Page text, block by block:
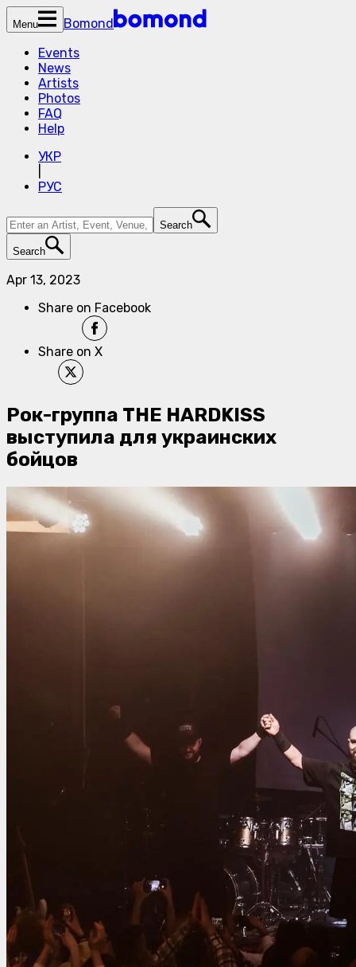
Menu
Bomond
Events
News
Artists
Photos
FAQ
Help
УКР
РУС
Search
Search
Apr 13, 2023
Share on Facebook
Share on X
Рок-группа THE HARDKISS
выступила для украинских
бойцов